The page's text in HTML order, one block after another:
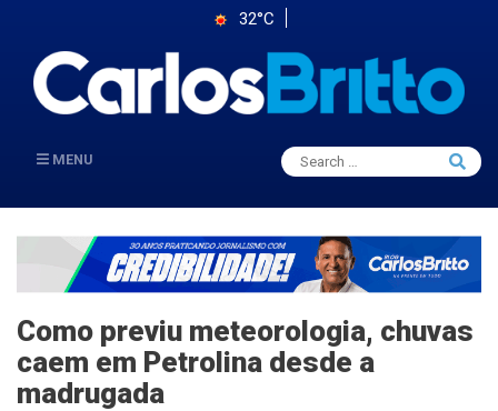
32°C
MENU
Search
for:
Search
Como previu meteorologia, chuvas
caem em Petrolina desde a
madrugada